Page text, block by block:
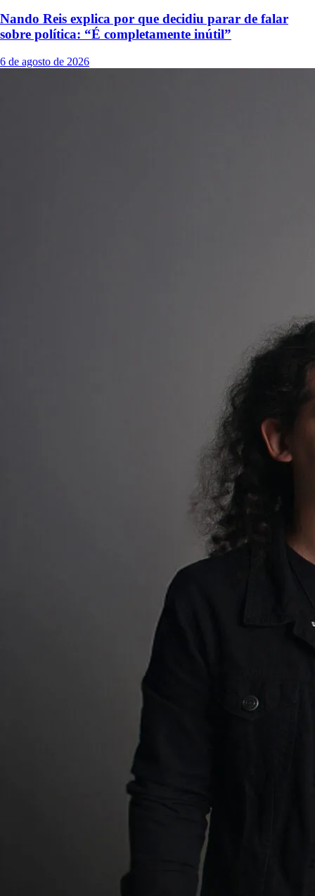
Nando Reis explica por que decidiu parar de falar
sobre política: “É completamente inútil”
6 de agosto de 2026